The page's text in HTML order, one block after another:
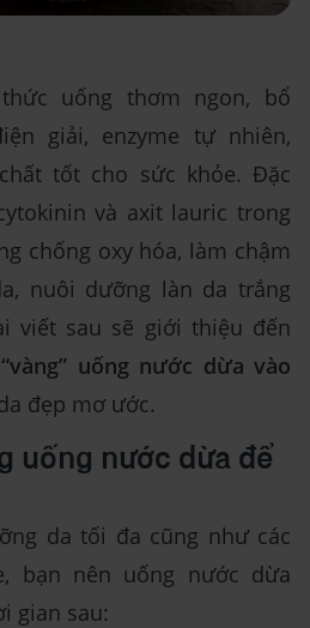
uống thơm ngon, bổ
giải, enzyme tự nhiên,
tốt cho sức khỏe. Đặc
và axit lauric trong
chống oxy hóa, làm chậm
nuôi dưỡng làn da trắng
viết sau sẽ giới thiệu đến
uống nước dừa vào
đẹp mơ ước.
uống nước dừa để
da tối đa cũng như các
bạn nên uống nước dừa
gian sau: